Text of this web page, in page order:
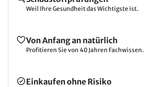
Weil Ihre Gesundheit das Wichtigste ist.
Von Anfang an natürlich
Profitieren Sie von 40 Jahren Fachwissen.
Einkaufen ohne Risiko